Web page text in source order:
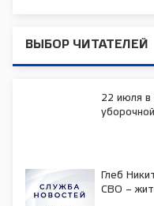
ВЫБОР ЧИТАТЕЛЕЙ
22 июля в
Глеб
СВО –